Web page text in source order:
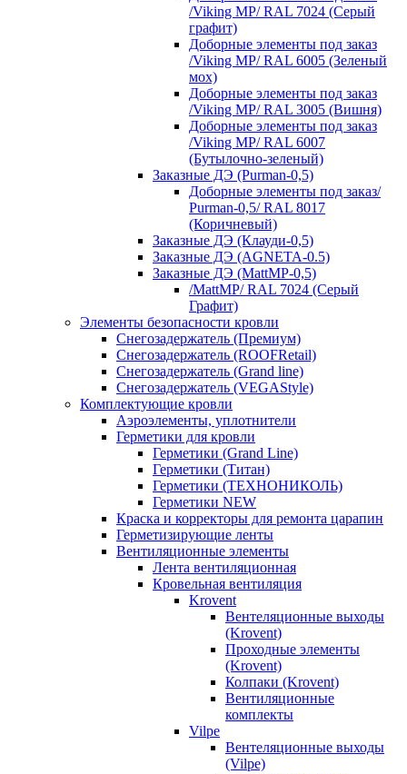
/Viking MP/ RAL 7024 (Серый
графит)
Доборные элементы под заказ
/Viking MP/ RAL 6005 (Зеленый
мох)
Доборные элементы под заказ
/Viking MP/ RAL 3005 (Вишня)
Доборные элементы под заказ
/Viking MP/ RAL 6007
(Бутылочно-зеленый)
Заказные ДЭ (Purman-0,5)
Доборные элементы под заказ/
Purman-0,5/ RAL 8017
(Коричневый)
Заказные ДЭ (Клауди-0,5)
Заказные ДЭ (AGNETA-0.5)
Заказные ДЭ (MattMP-0,5)
/MattMP/ RAL 7024 (Серый
Графит)
Элементы безопасности кровли
Снегозадержатель (Премиум)
Снегозадержатель (ROOFRetail)
Снегозадержатель (Grand line)
Снегозадержатель (VEGAStyle)
Комплектующие кровли
Аэроэлементы, уплотнители
Герметики для кровли
Герметики (Grand Line)
Герметики (Титан)
Герметики (ТЕХНОНИКОЛЬ)
Герметики NEW
Краска и корректоры для ремонта царапин
Герметизирующие ленты
Вентиляционные элементы
Лента вентиляционная
Кровельная вентиляция
Krovent
Вентеляционные выходы
(Krovent)
Проходные элементы
(Krovent)
Колпаки (Krovent)
Вентиляционные
комплекты
Vilpe
Вентеляционные выходы
(Vilpe)